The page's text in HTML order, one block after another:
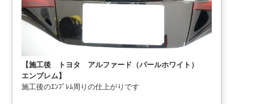
【施工後 トヨタ アルファード（パールホワイト）
エンブレム】
施工後のｴﾝﾌﾞﾚﾑ周りの仕上がりです